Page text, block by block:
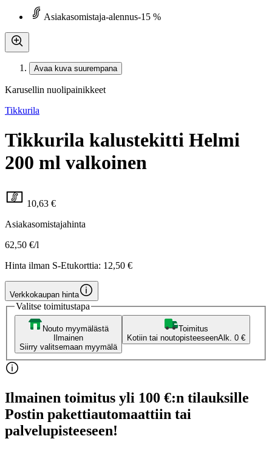
Asiakasomistaja-alennus-15 %
Avaa kuva suurempana
Karusellin nuolipainikkeet
Tikkurila
Tikkurila kalustekitti Helmi
200 ml valkoinen
10,63 €
Asiakasomistajahinta
62,50 €/l
Hinta ilman S-Etukorttia: 12,50 €
Verkkokaupan hinta
Valitse toimitustapa
Nouto myymälästä
Ilmainen
Siirry valitsemaan myymälä
Toimitus
Kotiin tai noutopisteeseenAlk. 0 €
Ilmainen toimitus yli 100 €:n tilauksille
Postin pakettiautomaattiin tai
palvelupisteeseen!